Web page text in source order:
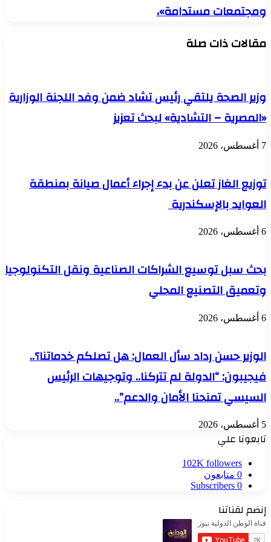
باقتصادية
قناة
تستضيفه
خلال
الفترة
نوفمبر
الحالي
بتشريف
الرئيس
تحت
شعار
«كل
يبدأ
معًا
من
أجل
ومجتمعات
مستدامة»،
ومجتمعات مستدامة»،
مقالات ذات صلة
وزير الصحة يلتقي رئيس تشاد ضمن وفد اللجنة الوزارية
«المصرية – التشادية» لبحث تعزيز
7 أغسطس، 2026
توزيع الغاز تعلن عن بدء إجراء أعمال صيانة بمنطقة
العوايد بالإسكندرية
6 أغسطس، 2026
بحث سبل توسيع الشراكات الصناعية ونقل التكنولوجيا
وتعميق التصنيع المحلي
6 أغسطس، 2026
الوزير حسن رداد سأل العمال: هل تصلكم خدماتنا؟..
فيجيبون: “الدولة لم تتركنا.. وتوجيهات الرئيس
السيسي تمنحنا الأمان والدعم”..
5 أغسطس، 2026
تابعونا علي
102K followers
0 متابعون
0
Subscribers
إنضم لقناتنا